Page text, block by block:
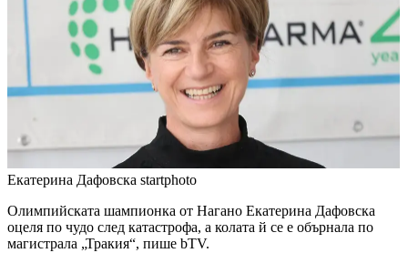
Екатерина Дафовска startphoto
Олимпийската шампионка от Нагано Екатерина Дафовска
оцеля по чудо след катастрофа, а колата й се е обърнала по
магистрала „Тракия“, пише bTV.